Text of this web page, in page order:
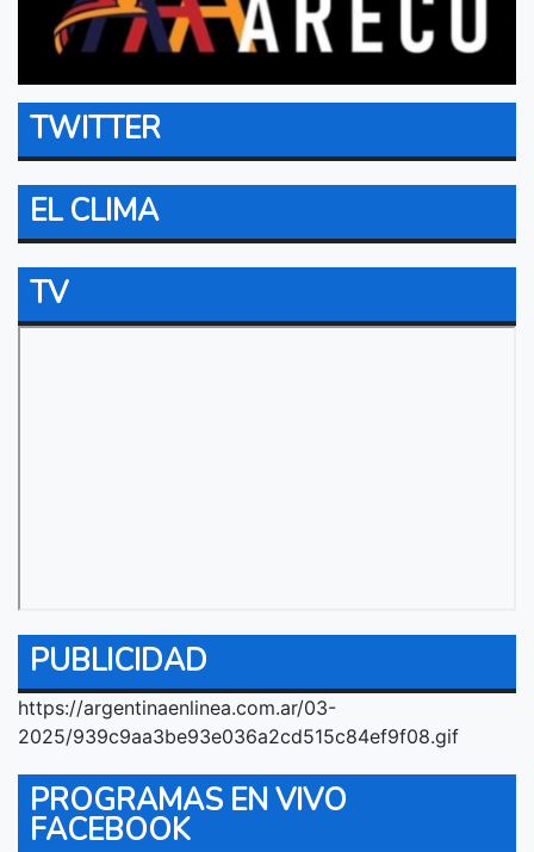
TWITTER
EL CLIMA
TV
PUBLICIDAD
https://argentinaenlinea.com.ar/03-
2025/939c9aa3be93e036a2cd515c84ef9f08.gif
PROGRAMAS EN VIVO
FACEBOOK